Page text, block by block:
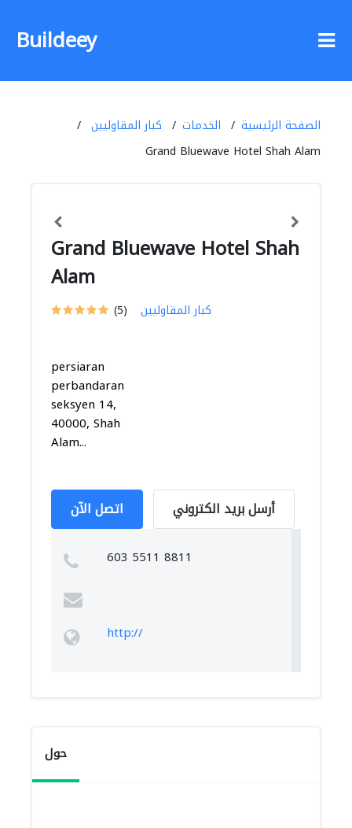
Buildeey
الصفحة الرئيسية الخدمات
كبار المقاوليين
Grand Bluewave Hotel Shah Alam
Grand Bluewave Hotel Shah
Alam
(5) كبار المقاوليين
persiaran
perbandaran
seksyen 14,
40000, Shah
Alam...
اتصل الآن أرسل بريد الكتروني
603 5511 8811
http://
حول